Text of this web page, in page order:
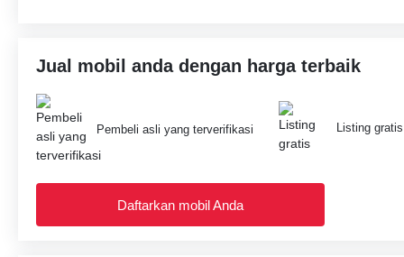
Jual mobil anda dengan harga terbaik
Pembeli asli yang terverifikasi Listing gratis
Daftarkan mobil Anda